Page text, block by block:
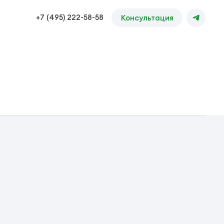
+7 (495) 222-58-58 Консультация